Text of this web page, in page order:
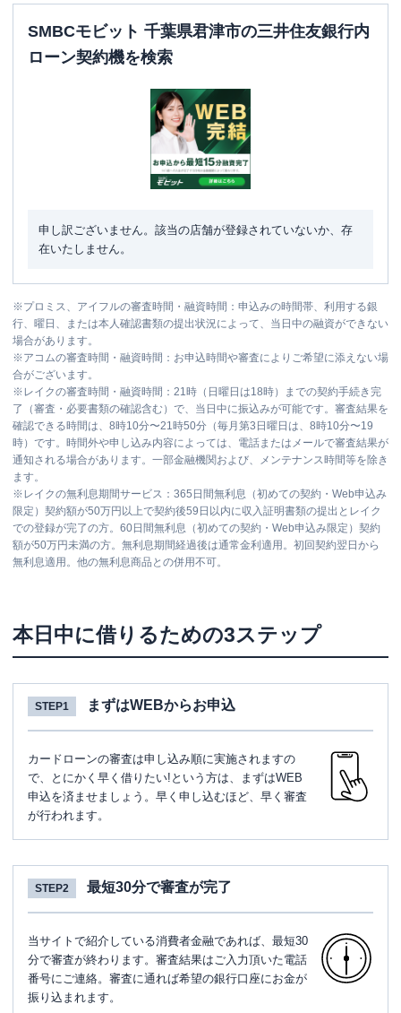
SMBCモビット 千葉県君津市の三井住友銀行内
ローン契約機を検索
申し訳ございません。該当の店舗が登録されていないか、存
在いたしません。
※プロミス、アイフルの審査時間・融資時間：申込みの時間帯、利用する銀
行、曜日、または本人確認書類の提出状況によって、当日中の融資ができない
場合があります。
※アコムの審査時間・融資時間：お申込時間や審査によりご希望に添えない場
合がございます。
※ レイクの審査時間・融資時間：21時（日曜日は18時）までの契約手続き完
了（審査・必要書類の確認含む）で、当日中に振込みが可能です。審査結果を
確認できる時間は、8時10分〜21時50分（毎月第3日曜日は、8時10分〜19
時）です。時間外や申し込み内容によっては、電話またはメールで審査結果が
通知される場合があります。一部金融機関および、メンテナンス時間等を除き
ます。
※ レイクの無利息期間サービス：365日間無利息（初めての契約・Web申込み
限定）契約額が50万円以上で契約後59日以内に収入証明書類の提出とレイク
での登録が完了の方。60日間無利息（初めての契約・Web申込み限定）契約
額が50万円未満の方。無利息期間経過後は通常金利適用。初回契約翌日から
無利息適用。他の無利息商品との併用不可。
本日中に借りるための3ステップ
STEP1 まずはWEBからお申込
カードローンの審査は申し込み順に実施されますの
で、とにかく早く借りたい!という方は、まずはWEB
申込を済ませましょう。早く申し込むほど、早く審査
が行われます。
STEP2 最短30分で審査が完了
当サイトで紹介している消費者金融であれば、最短30
分で審査が終わります。審査結果はご入力頂いた電話
番号にご連絡。審査に通れば希望の銀行口座にお金が
振り込まれます。